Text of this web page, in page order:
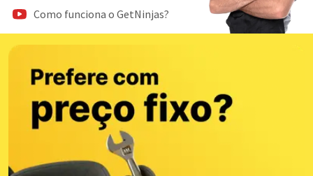
Como funciona o GetNinjas?